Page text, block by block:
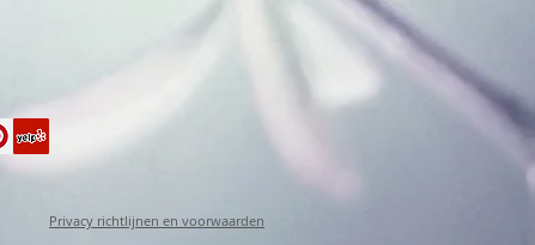
Privacy richtlijnen en voorwaarden